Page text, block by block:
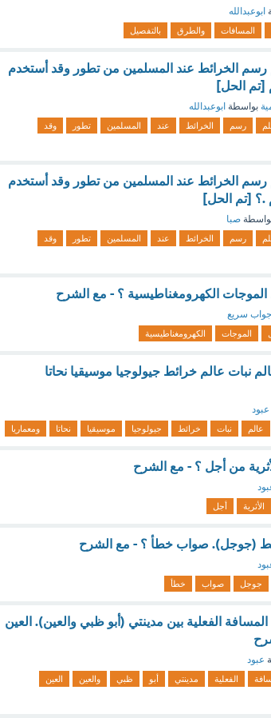
ابوعبدالله
المسافات والطرق بالتفصيل
رسم الخرائط عند المسلمين من تطور وقد أستخدم
[تم الحل]
بواسطة ابوعبدالله
رسم الخرائط عند المسلمين تطور
وقد
رسم الخرائط عند المسلمين من تطور وقد أستخدم
.؟ [تم الحل]
صبا
رسم الخرائط عند المسلمين تطور
وقد
الكهرومغناطيسية ؟ - مع الشرح
جواب سريع
الموجات الكهرومغناطيسية
نبات عالم خرائط جيولوجيا موسيقيا نحاتا
عبود
عالم نبات خرائط جيولوجيا موسيقيا نحاتا ومعماريا
من أجل ؟ - مع الشرح
الأثرية أجل
(جوجل). صواب خطأ ؟ - مع الشرح
جوجل صواب خطأ
الفعلية بين مدينتي (أبو ظبي والعين). العين
عبود
الفعلية مدينتي أبو ظبي والعين
العين